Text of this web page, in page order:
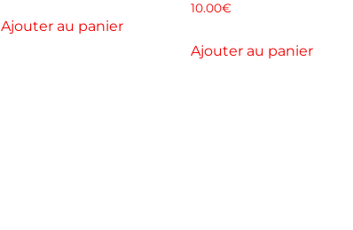
Ajouter au panier
10.00€
Ajouter au panier